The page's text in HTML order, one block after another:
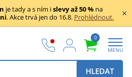
je tady a s ním islevy až 50 % na
. Akce trvá jen do 16.8. Prohlédnout.
0
MENU
HLEDAT